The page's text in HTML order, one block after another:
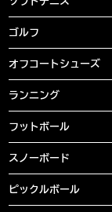
ゴルフ
オフコートシューズ
ランニング
フットボール
スノーボード
ピックルボール